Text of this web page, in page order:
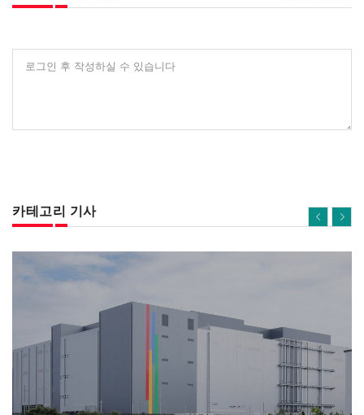
로그인 후 작성하실 수 있습니다
카테고리 기사